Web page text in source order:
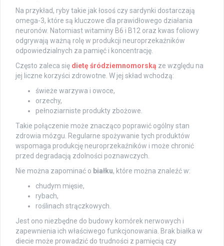
Na przykład, ryby takie jak łosoś czy sardynki dostarczają
omega-3, które są kluczowe dla prawidłowego działania
neuronów. Natomiast witaminy B6 i B12 oraz kwas foliowy
odgrywają ważną rolę w produkcji neuroprzekaźników
odpowiedzialnych za pamięć i koncentrację.
Często zaleca się dietę śródziemnomorską ze względu na
jej liczne korzyści zdrowotne. W jej skład wchodzą:
świeże warzywa i owoce,
orzechy,
pełnoziarniste produkty zbożowe.
Takie połączenie może znacząco poprawić ogólny stan
zdrowia mózgu. Regularne spożywanie tych produktów
wspomaga produkcję neuroprzekaźników i może chronić
przed degradacją zdolności poznawczych.
Nie można zapominać o białku, które można znaleźć w:
chudym mięsie,
rybach,
roślinach strączkowych.
Jest ono niezbędne do budowy komórek nerwowych i
zapewnienia ich właściwego funkcjonowania. Brak białka w
diecie może prowadzić do trudności z pamięcią czy